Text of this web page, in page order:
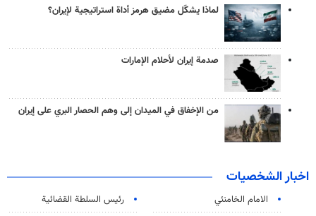
لماذا يشكّل مضيق هرمز أداة استراتيجية لإيران؟
صدمة إيران لأحلام الإمارات
من الإخفاق في الميدان إلى وهم الحصار البري على إيران
اخبار الشخصيات
الامام الخامنئي
رئیس السلطة القضائیة